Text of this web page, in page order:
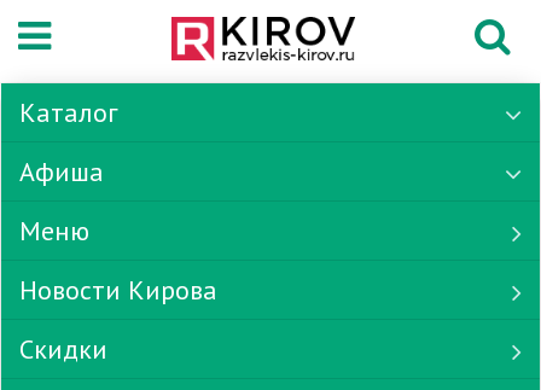
Каталог
Афиша
Меню
Новости Кирова
Скидки